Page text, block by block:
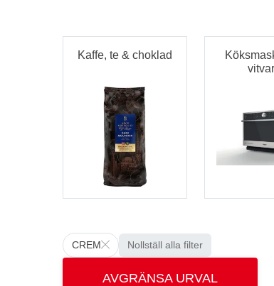
Kaffe, te & choklad
CREM Nollställ alla filter
AVGRÄNSA URVAL